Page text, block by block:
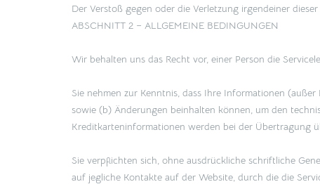
Der Verstoß gegen oder die Verletzung irgendeiner
ABSCHNITT 2 – ALLGEMEINE BEDINGUNGEN
Wir behalten uns das Recht vor, einer Person die
Sie nehmen zur Kenntnis, dass Ihre Informationen
sowie (b) Änderungen beinhalten können, um den
Kreditkarteninformationen werden bei der Übertragung
Sie verpflichten sich, ohne ausdrückliche schriftliche
auf jegliche Kontakte auf der Website, durch die die